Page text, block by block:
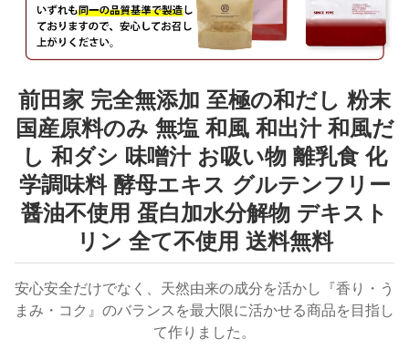
前田家 完全無添加 至極の和だし 粉末
国産原料のみ 無塩 和風 和出汁 和風だ
し 和ダシ 味噌汁 お吸い物 離乳食 化
学調味料 酵母エキス グルテンフリー
醤油不使用 蛋白加水分解物 デキスト
リン 全て不使用 送料無料
安心安全だけでなく、天然由来の成分を活かし『香り・う
まみ・コク』のバランスを最大限に活かせる商品を目指し
て作りました。